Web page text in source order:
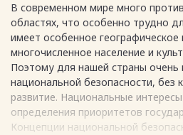
Заключение 21
Библиографический список 23
Весь текст будет доступен
В современном мире много
областях, что особенно трудно
имеет особенное
многочисленное население и
Поэтому для нашей страны очень
национальной безопасности, без
развитие. Национальные
определения приоритетов
Концепции национальной